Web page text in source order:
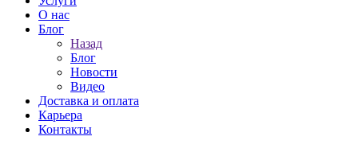
О нас
Блог
Назад
Блог
Новости
Видео
Доставка и оплата
Карьера
Контакты